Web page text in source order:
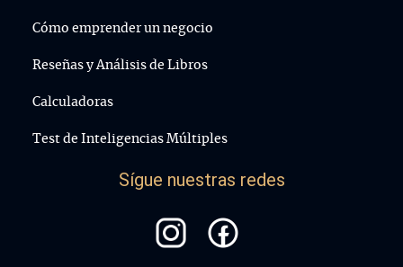
Cómo emprender un negocio
Reseñas y Análisis de Libros
Calculadoras
Test de Inteligencias Múltiples
Sígue nuestras redes